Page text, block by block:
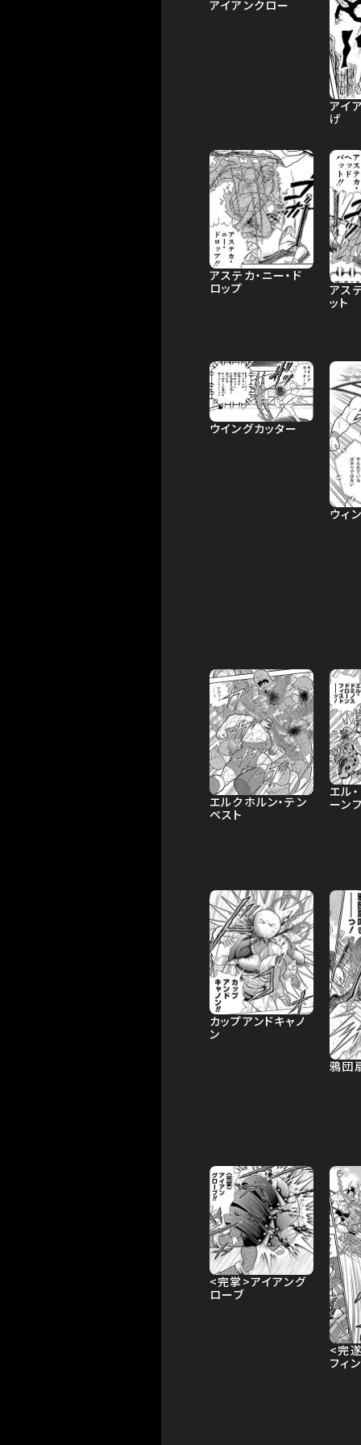
アイアンクロー
アイ
げ
アステカ・ニー・ド
ロップ
アス
ット
ウイングカッター
ウィ
エルクホルン・テン
ペスト
エル
ーン
カップアンドキャノ
ン
鴉団
<完掌>アイアング
ローブ
<完
フィン